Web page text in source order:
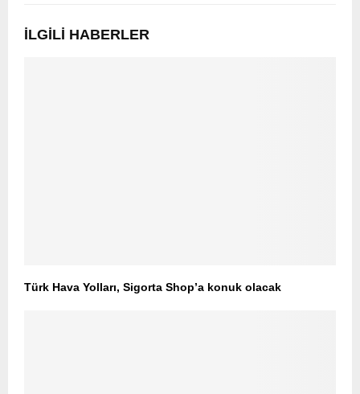
İLGILI HABERLER
Türk Hava Yolları, Sigorta Shop’a konuk olacak